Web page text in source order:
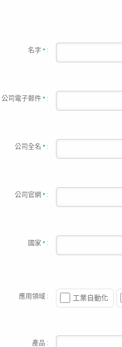
名字 * :
公司電子郵件 * :
公司全名 * :
公司官網 * :
國家 * :
應用領域 : 工業自動化
產品 :